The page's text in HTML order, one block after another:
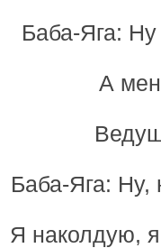
Баба-Яга: Ну
А
Баба-Яга: Ну,
Я наколдую, я